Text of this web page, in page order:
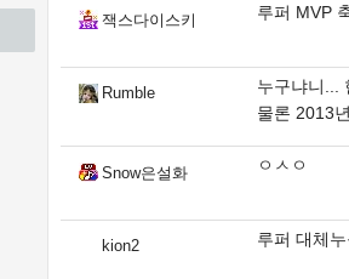
잭스다이스키 루퍼 MVP
Rumble
누구냐니...
물론 2013
Snow은설화 ㅇㅅㅇ
kion2 루퍼 대체